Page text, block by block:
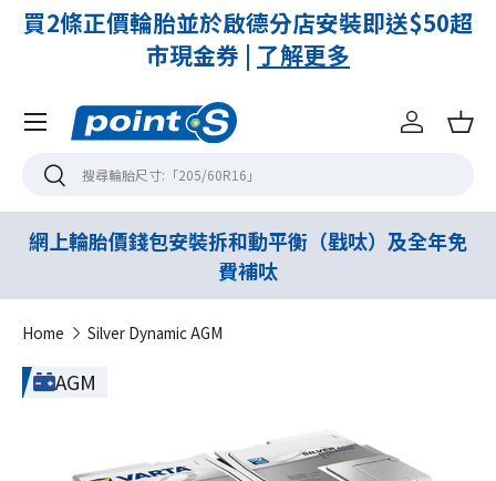
買2條正價輪胎並於啟德分店安裝即送$50超
市現金券 | 了解更多
搜尋搜尋
登入 購
Menu
網上輪胎價錢包安裝拆和動平衡（戥呔）及全年免
費補呔
Home Silver Dynamic AGM
AGM